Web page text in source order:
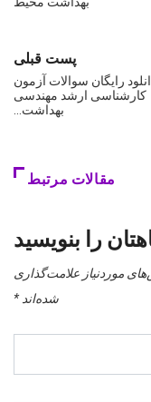
پست قبلی
رايگان سوالات آزمون
كارشناسی ارشد مهندسی
بهداشت…
مقالات مرتبط
را بنویسید
موردنیاز علامت‌گذاری
شده‌اند*